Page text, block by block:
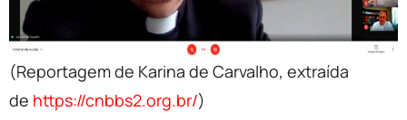
(Reportagem de Karina de Carvalho, extraída
de https://cnbbs2.org.br/)